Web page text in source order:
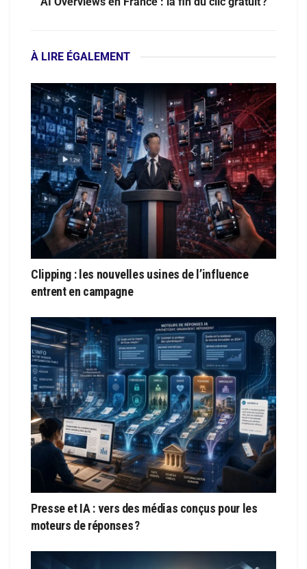
À LIRE ÉGALEMENT
Clipping : les nouvelles usines de l’influence
entrent en campagne
Presse et IA : vers des médias conçus pour les
moteurs de réponses ?